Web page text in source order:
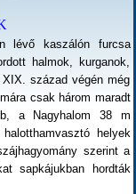
lévő kaszálón furcsa
halmok, kurganok,
század végén még
csak három maradt
a Nagyhalom 38 m
helyek
szerint a
sapkájukban hordták